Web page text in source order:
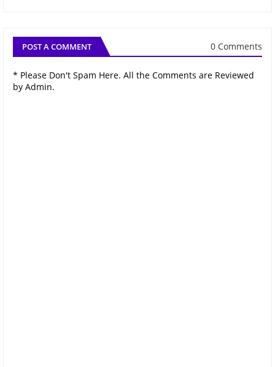
POST A COMMENT 0 Comments
* Please Don't Spam Here. All the Comments are Reviewed
by Admin.